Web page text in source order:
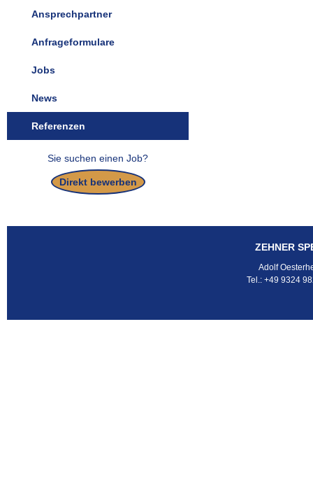
Ansprechpartner
Anfrageformulare
Jobs
News
Referenzen
Sie suchen einen Job?
Direkt bewerben
ZEHNER
Adolf
Tel.: +49 9324